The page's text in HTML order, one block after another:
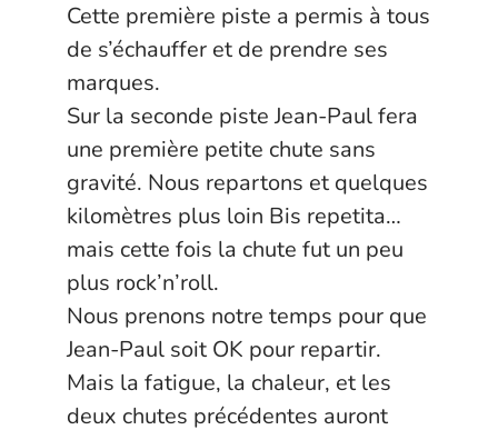
Cette première piste a permis à tous
de s’échauffer et de prendre ses
marques.
Sur la seconde piste Jean-Paul fera
une première petite chute sans
gravité. Nous repartons et quelques
kilomètres plus loin Bis repetita…
mais cette fois la chute fut un peu
plus rock’n’roll.
Nous prenons notre temps pour que
Jean-Paul soit OK pour repartir.
Mais la fatigue, la chaleur, et les
deux chutes précédentes auront